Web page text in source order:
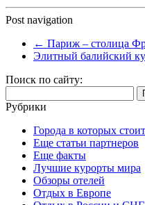
Post navigation
← Париж – столица
Элитный балийский
Поиск по сайту:
Рубрики
Города в которых
Еще статьи партнеров
Еще факты
Лучшие курорты мира
Обзоры отелей
Отдых в Европе